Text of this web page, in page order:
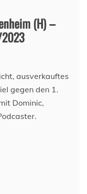
(H) –
ausverkauftes
gegen den 1.
Dominic,